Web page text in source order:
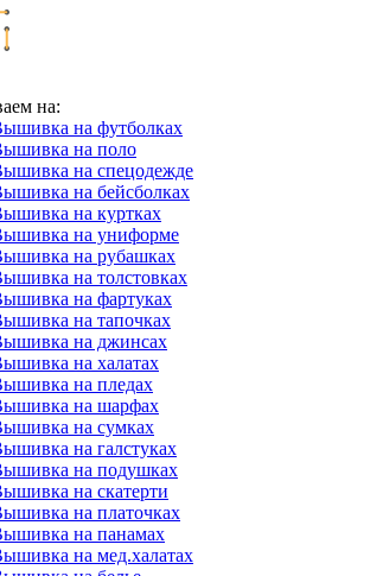
на:
на футболках
на поло
на спецодежде
на бейсболках
на куртках
на униформе
на рубашках
на толстовках
на фартуках
на тапочках
на джинсах
на халатах
на пледах
на шарфах
на сумках
на галстуках
на подушках
на скатерти
на платочках
на панамах
на мед.халатах